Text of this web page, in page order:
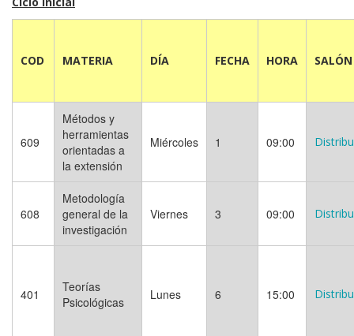
COD MATERIA DÍA FECHA HORA SALÓN
609
Métodos y
herramientas
orientadas a
la extensión
Miércoles 1 09:00
608
Metodología
general de la
investigación
Viernes 3 09:00
401
Teorías
Psicológicas
Lunes 6 15:00